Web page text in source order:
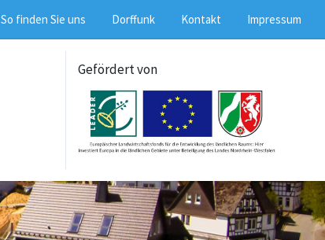
So finden Sie uns Dorffunk Kontakt Impressum
Gefördert von